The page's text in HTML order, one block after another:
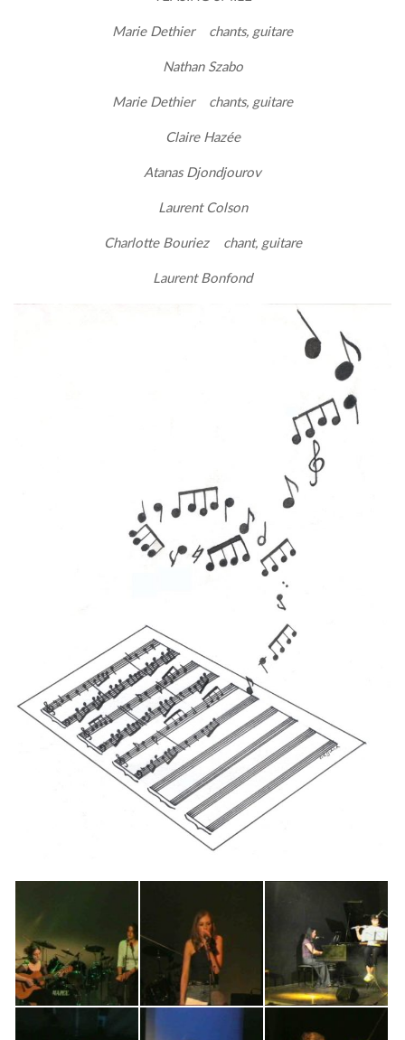
Marie Dethier chants, guitare
Nathan Szabo
Marie Dethier chants, guitare
Claire Hazée
Atanas Djondjourov
Laurent Colson
Charlotte Bouriez chant, guitare
Laurent Bonfond